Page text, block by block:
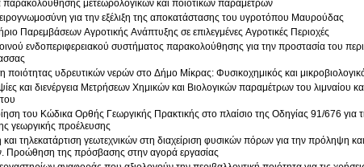
μετεωρολογικών και ποιοτικών παραμέτρων
για την εξέλιξη της αποκατάστασης του υγροτόπου Μαυρούδας
Παρεμβάσεων Αγροτικής Ανάπτυξης σε επιλεγμένες Αγροτικές Περιοχές
ενδοπεριφερειακού συστήματος παρακολούθησης για την προστασία του
ποιότητας υδρευτικών νερών στο Δήμο Μίκρας: Φυσικοχημικός και
και διενέργεια Μετρήσεων Χημικών και Βιολογικών παραμέτρων του λιμναίου
του Κώδικα Ορθής Γεωργικής Πρακτικής στο πλαίσιο της Οδηγίας 91/676
γεωργικής προέλευσης
και τηλεκατάρτιση γεωτεχνικών στη διαχείριση φυσικών πόρων για την πρόληψη
Προώθηση της πρόσβασης στην αγορά εργασίας